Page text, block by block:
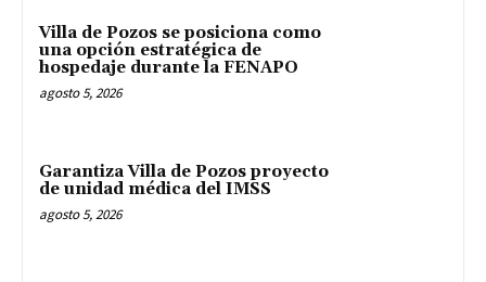
Villa de Pozos se posiciona como
una opción estratégica de
hospedaje durante la FENAPO
agosto 5, 2026
Garantiza Villa de Pozos proyecto
de unidad médica del IMSS
agosto 5, 2026